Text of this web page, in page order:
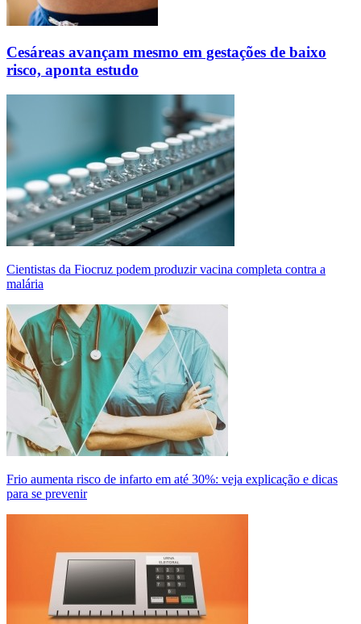
Cesáreas avançam mesmo em gestações de baixo
risco, aponta estudo
Cientistas da Fiocruz podem produzir vacina completa contra a
malária
Frio aumenta risco de infarto em até 30%: veja explicação e dicas
para se prevenir